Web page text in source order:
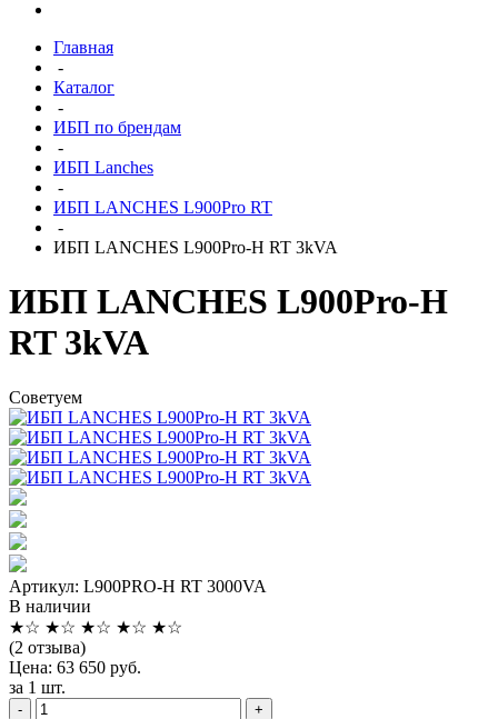
Главная
-
Каталог
-
ИБП по брендам
-
ИБП Lanches
-
ИБП LANCHES L900Pro RT
-
ИБП LANCHES L900Pro-H RT 3kVA
ИБП LANCHES L900Pro-H
RT 3kVA
Советуем
Артикул: L900PRO-H RT 3000VA
В наличии
★☆ ★☆ ★☆ ★☆ ★☆
(2 отзыва)
Цена: 63 650 руб.
за 1 шт.
- +